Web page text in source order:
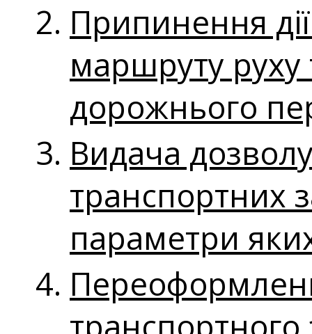
Припинення
маршруту руху
дорожнього
Видача
транспортних
параметри